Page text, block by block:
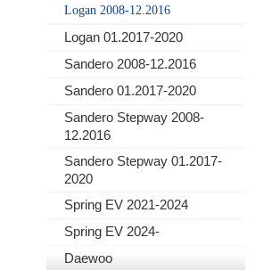
Logan 2008-12.2016
Logan 01.2017-2020
Sandero 2008-12.2016
Sandero 01.2017-2020
Sandero Stepway 2008-
12.2016
Sandero Stepway 01.2017-
2020
Spring EV 2021-2024
Spring EV 2024-
Daewoo